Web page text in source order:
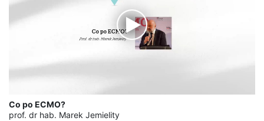
Co po ECMO?
prof. dr hab. Marek Jemielity